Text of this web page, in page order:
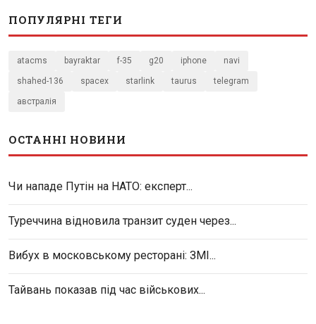
ПОПУЛЯРНІ ТЕГИ
atacms bayraktar f-35 g20 iphone navi
shahed-136 spacex starlink taurus telegram
австралія
ОСТАННІ НОВИНИ
Чи нападе Путін на НАТО: експерт...
Туреччина відновила транзит суден через...
Вибух в московському ресторані: ЗМІ...
Тайвань показав під час військових...